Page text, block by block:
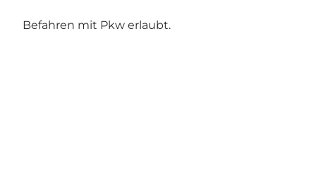
Befahren mit Pkw erlaubt.